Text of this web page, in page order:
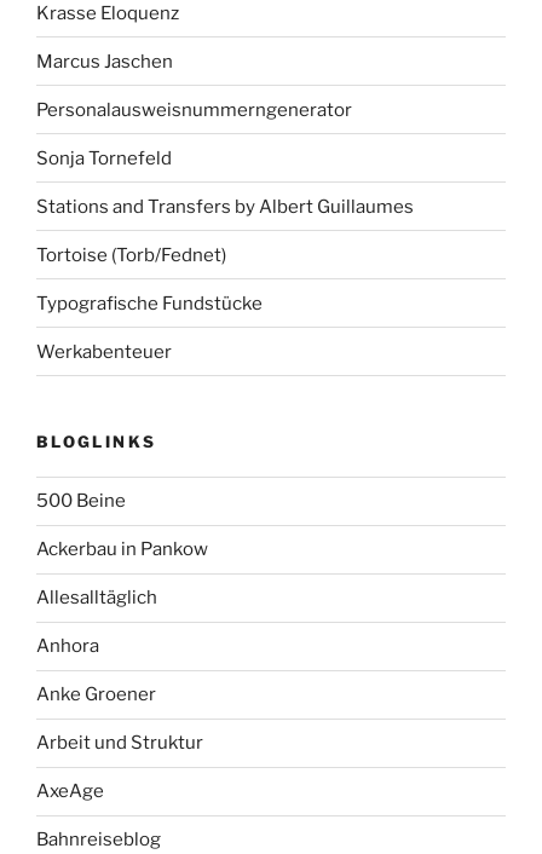
Krasse Eloquenz
Marcus Jaschen
Personalausweisnummerngenerator
Sonja Tornefeld
Stations and Transfers by Albert Guillaumes
Tortoise (Torb/Fednet)
Typografische Fundstücke
Werkabenteuer
BLOGLINKS
500 Beine
Ackerbau in Pankow
Allesalltäglich
Anhora
Anke Groener
Arbeit und Struktur
AxeAge
Bahnreiseblog